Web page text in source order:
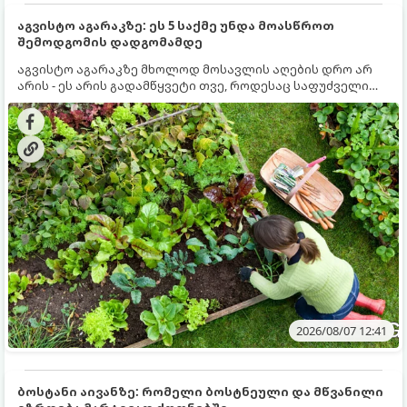
აგვისტო აგარაკზე: ეს 5 საქმე უნდა მოასწროთ
შემოდგომის დადგომამდე
აგვისტო აგარაკზე მხოლოდ მოსავლის აღების დრო არ
არის - ეს არის გადამწყვეტი თვე, როდესაც საფუძველი
ეყრება მომავალი წლის მოსავალს და ბაღი მზადდება
შემოდგომა-ზამთრის სეზონისთვის. იმისათვის, რომ
ნიადაგმა ენერგია აღიდგინოს, ხოლო მცენარეებმა
ზამთარს გაუძლონ, აგვისტოს ბოლომდე 5
მნიშვნელოვანი საქმის გაკეთება უნდა მოასწროთ:
2026/08/07 12:41
ბოსტანი აივანზე: რომელი ბოსტნეული და მწვანილი